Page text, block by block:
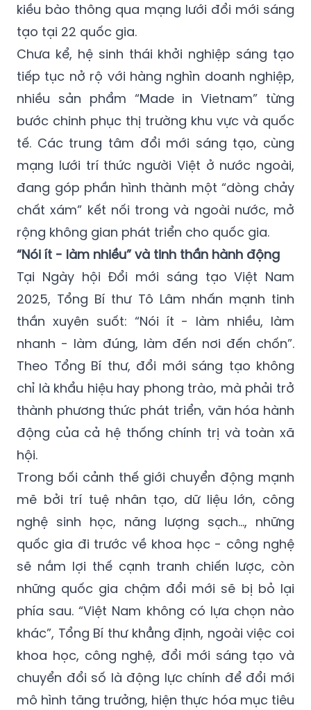
kiều bào thông qua mạng lưới đổi mới sáng
tạo tại 22 quốc gia.
Chưa kể, hệ sinh thái khởi nghiệp sáng tạo
tiếp tục nở rộ với hàng nghìn doanh nghiệp,
nhiều sản phẩm “Made in Vietnam” từng
bước chinh phục thị trường khu vực và quốc
tế. Các trung tâm đổi mới sáng tạo, cùng
mạng lưới trí thức người Việt ở nước ngoài,
đang góp phần hình thành một “dòng chảy
chất xám” kết nối trong và ngoài nước, mở
rộng không gian phát triển cho quốc gia.
“Nói ít - làm nhiều” và tinh thần hành động
Tại Ngày hội Đổi mới sáng tạo Việt Nam
2025, Tổng Bí thư Tô Lâm nhấn mạnh tinh
thần xuyên suốt: “Nói ít - làm nhiều, làm
nhanh - làm đúng, làm đến nơi đến chốn”.
Theo Tổng Bí thư, đổi mới sáng tạo không
chỉ là khẩu hiệu hay phong trào, mà phải trở
thành phương thức phát triển, văn hóa hành
động của cả hệ thống chính trị và toàn xã
hội.
Trong bối cảnh thế giới chuyển động mạnh
mẽ bởi trí tuệ nhân tạo, dữ liệu lớn, công
nghệ sinh học, năng lượng sạch…, những
quốc gia đi trước về khoa học - công nghệ
sẽ nắm lợi thế cạnh tranh chiến lược, còn
những quốc gia chậm đổi mới sẽ bị bỏ lại
phía sau. “Việt Nam không có lựa chọn nào
khác”, Tổng Bí thư khẳng định, ngoài việc coi
khoa học, công nghệ, đổi mới sáng tạo và
chuyển đổi số là động lực chính để đổi mới
mô hình tăng trưởng, hiện thực hóa mục tiêu